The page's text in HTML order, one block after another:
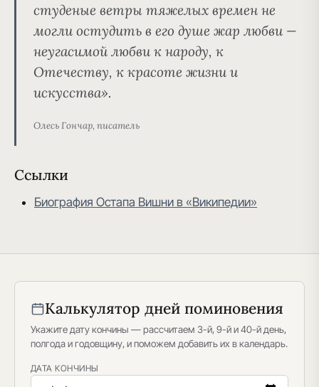
студеные ветры тяжелых времен не
могли остудить в его душе жар любви —
неугасимой любви к народу, к
Отечеству, к красоте жизни и
искусства».
Олесь Гончар, писатель
Ссылки
Биография Остапа Вишни в «Википедии»
Калькулятор дней поминовения
Укажите дату кончины — рассчитаем 3-й, 9-й и 40-й день,
полгода и годовщину, и поможем добавить их в календарь.
ДАТА КОНЧИНЫ